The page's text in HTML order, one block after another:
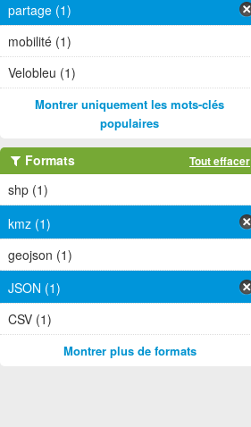
partage (1)
mobilité (1)
Velobleu (1)
Montrer uniquement les mots-clés
populaires
Formats Tout effacer
shp (1)
kmz (1)
geojson (1)
JSON (1)
CSV (1)
Montrer plus de formats